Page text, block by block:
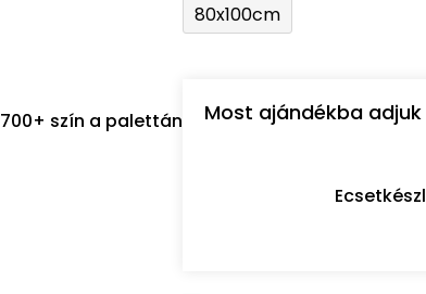
80x100cm
Most ajándékba
700+ szín a palettán